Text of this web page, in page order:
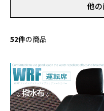
他
52件の商品